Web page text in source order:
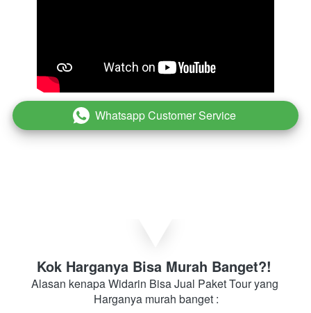
` Whatsapp Customer Service
Kok Harganya Bisa Murah Banget?!
Alasan kenapa Widarin Bisa Jual Paket Tour yang
Harganya murah banget :